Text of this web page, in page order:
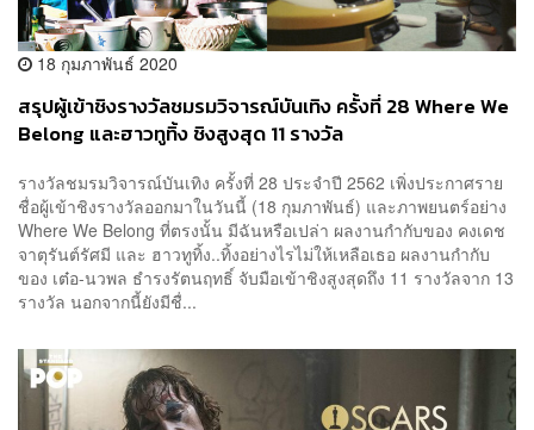
18 กุมภาพันธ์ 2020
สรุปผู้เข้าชิงรางวัลชมรมวิจารณ์บันเทิง ครั้งที่ 28 Where We
Belong และฮาวทูทิ้ง ชิงสูงสุด 11 รางวัล
รางวัลชมรมวิจารณ์บันเทิง ครั้งที่ 28 ประจำปี 2562 เพิ่งประกาศราย
ชื่อผู้เข้าชิงรางวัลออกมาในวันนี้ (18 กุมภาพันธ์) และภาพยนตร์อย่าง
Where We Belong ที่ตรงนั้น มีฉันหรือเปล่า ผลงานกำกับของ คงเดช
จาตุรันต์รัศมี และ ฮาวทูทิ้ง..ทิ้งอย่างไรไม่ให้เหลือเธอ ผลงานกำกับ
ของ เต๋อ-นวพล ธำรงรัตนฤทธิ์ จับมือเข้าชิงสูงสุดถึง 11 รางวัลจาก 13
รางวัล นอกจากนี้ยังมีชื่...